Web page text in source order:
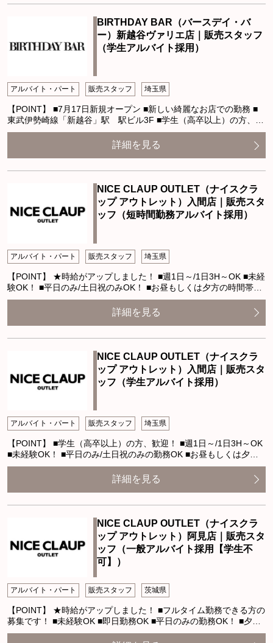
BIRTHDAY BAR（バースデイ・バ
ー）新越谷ヴァリエ店｜販売スタッフ
（学生アルバイト採用）
アルバイト・パート 販売スタッフ 埼玉県
【POINT】 ■7月17日新規オープン ■新しい綺麗なお店での勤務 ■
東武伊勢崎線「新越谷」駅 駅ビル3F ■学生（高卒以上）の方、…
詳細を見る
NICE CLAUP OUTLET（ナイスクラ
ップ アウトレット）入間店｜販売スタ
ッフ（短時間勤務アルバイト採用）
アルバイト・パート 販売スタッフ 埼玉県
【POINT】 ★時給がアップしました！ ■週1日～/1日3H～OK ■未経
験OK！ ■平日のみ/土日祝のみOK！ ■お昼もしくは夕方の時間帯…
詳細を見る
NICE CLAUP OUTLET（ナイスクラ
ップ アウトレット）入間店｜販売スタ
ッフ（学生アルバイト採用）
アルバイト・パート 販売スタッフ 埼玉県
【POINT】 ■学生（高卒以上）の方、歓迎！ ■週1日～/1日3H～OK
■未経験OK！ ■平日のみ/土日祝のみの勤務OK ■お昼もしくは夕…
詳細を見る
NICE CLAUP OUTLET（ナイスクラ
ップ アウトレット）阿見店｜販売スタ
ッフ（一般アルバイト採用【学生不
可】）
アルバイト・パート 販売スタッフ 茨城県
【POINT】 ★時給がアップしました！ ■フルタイム勤務できる方の
募集です！ ■未経験OK ■即日勤務OK ■平日のみの勤務OK！ ■夕…